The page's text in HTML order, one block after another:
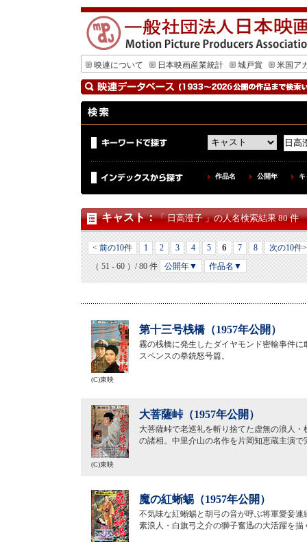
映連について 日本映画産業統計 城戸賞 米国ア
作品名 公開年
キャスト：「 日高澄子 」の人名検索結果 80 件
< 前の10件 1 2 3 4 5 6 7 8
次の10件>
（ 51 - 60 ）/ 80 件
公開年▼ 作品名▼
第十三号桟橋（1957年公開）
霧の桟橋に発生したダイヤモンド密輸事件
スペンスの拳銃怒号篇。
(C)東映
大菩薩峠（1957年公開）
大菩薩峠で老巡礼を斬り捨てた虚無の浪人
の諸相。中里介山の名作を片岡知恵蔵主演で
(C)東映
魔の紅蜥蜴（1957年公開）
不気味な紅蜥蜴と胡弓の音が呼ぶ将軍愛妾
素浪人・白旗弓之介の獅子奮迅の大活躍を描